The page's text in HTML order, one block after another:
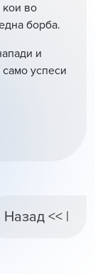
кои во
борба.
и
успеси
Назад << |